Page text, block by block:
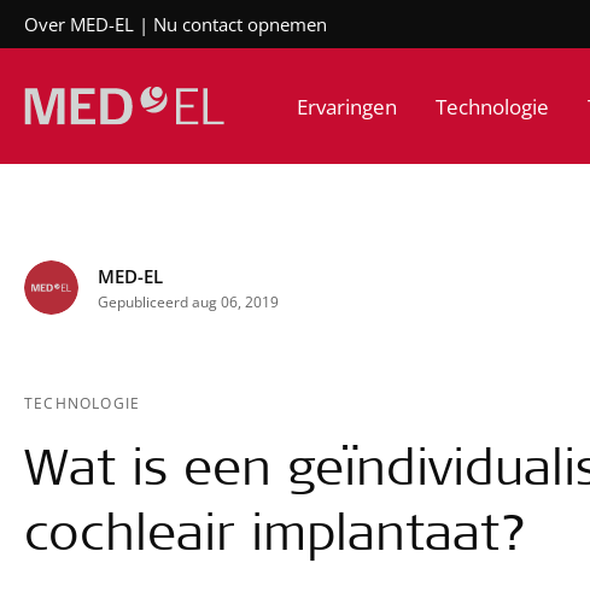
Over MED-EL Nu contact opnemen
Ervaringen Technologie
MED-EL
Gepubliceerd aug 06, 2019
TECHNOLOGIE
Wat is een
cochleair implantaat?